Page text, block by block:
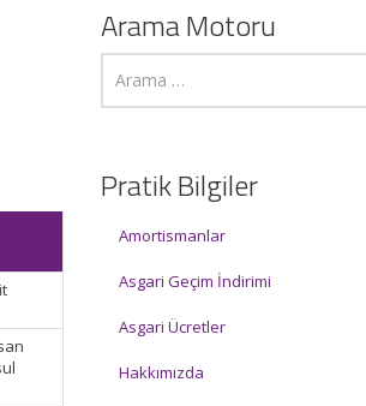
Arama Motoru
Pratik Bilgiler
Amortismanlar
Asgari Geçim İndirimi
Asgari Ücretler
Hakkımızda